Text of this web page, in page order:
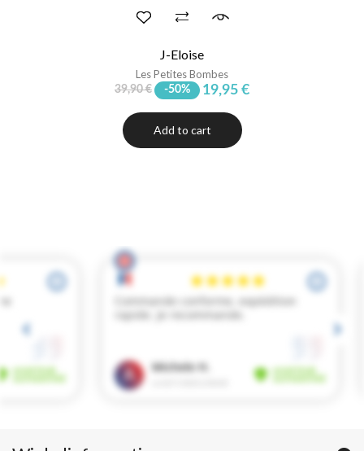
J-Eloise
Les Petites Bombes
39,90 € -50% 19,95 €
Add to cart